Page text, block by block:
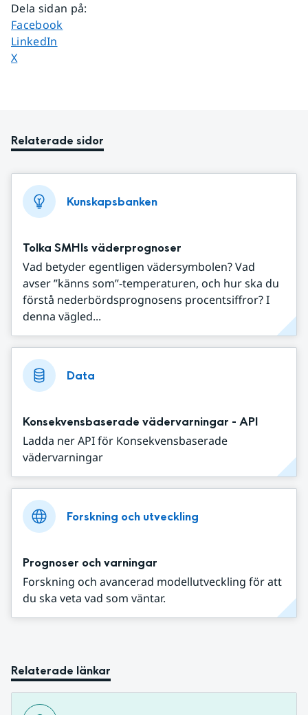
Dela sidan på:
Dela sidan på
Facebook
Dela sidan på
LinkedIn
Dela sidan på
X
Relaterade sidor
Kunskapsbanken
Tolka SMHIs väderprognoser
Vad betyder egentligen vädersymbolen? Vad
avser ”känns som”-temperaturen, och hur ska du
förstå nederbördsprognosens procentsiffror? I
denna vägled...
Data
Konsekvensbaserade vädervarningar - API
Ladda ner API för Konsekvensbaserade
vädervarningar
Forskning och utveckling
Prognoser och varningar
Forskning och avancerad modellutveckling för att
du ska veta vad som väntar.
Relaterade länkar